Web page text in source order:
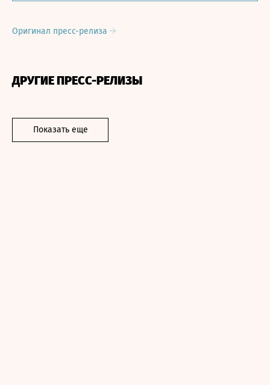
Оригинал пресс-релиза
ДРУГИЕ ПРЕСС-РЕЛИЗЫ
Показать еще